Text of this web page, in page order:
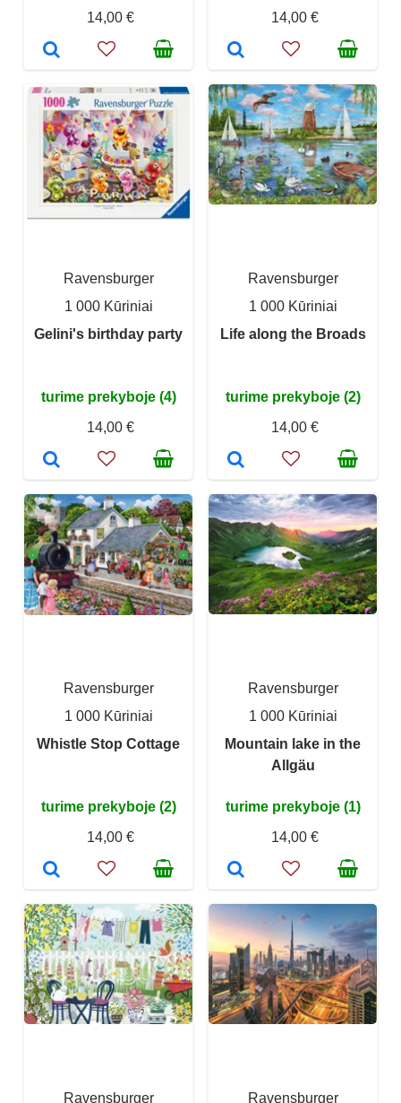
14,00 € 14,00 €
Ravensburger
1 000 Kūriniai
Gelini's birthday party
turime prekyboje (4)
14,00 €
Ravensburger
1 000 Kūriniai
Life along the Broads
turime prekyboje (2)
14,00 €
Ravensburger
1 000 Kūriniai
Whistle Stop Cottage
turime prekyboje (2)
14,00 €
Ravensburger
1 000 Kūriniai
Mountain lake in the
Allgäu
turime prekyboje (1)
14,00 €
Ravensburger
Ravensburger